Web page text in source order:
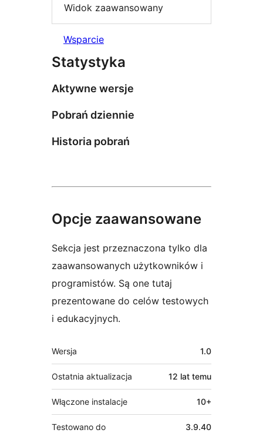
Widok zaawansowany
Wsparcie
Statystyka
Aktywne wersje
Pobrań dziennie
Historia pobrań
Opcje zaawansowane
Sekcja jest przeznaczona tylko dla
zaawansowanych użytkowników i
programistów. Są one tutaj
prezentowane do celów testowych
i edukacyjnych.
Meta
Wersja 1.0
Ostatnia aktualizacja 12 lat temu
Włączone instalacje 10+
Testowano do 3.9.40